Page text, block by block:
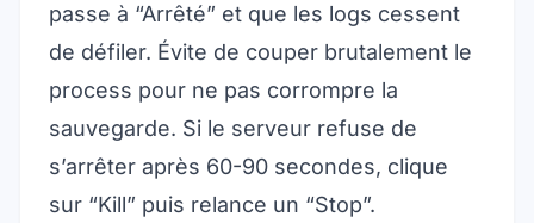
passe à “Arrêté” et que les logs cessent
de défiler. Évite de couper brutalement le
process pour ne pas corrompre la
sauvegarde. Si le serveur refuse de
s’arrêter après 60-90 secondes, clique
sur “Kill” puis relance un “Stop”.